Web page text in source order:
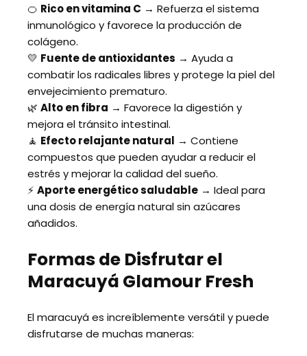
🍊 Rico en vitamina C → Refuerza el sistema
inmunológico y favorece la producción de
colágeno.
💛 Fuente de antioxidantes → Ayuda a
combatir los radicales libres y protege la piel del
envejecimiento prematuro.
🌿 Alto en fibra → Favorece la digestión y
mejora el tránsito intestinal.
🧘 Efecto relajante natural → Contiene
compuestos que pueden ayudar a reducir el
estrés y mejorar la calidad del sueño.
⚡ Aporte energético saludable→ Ideal para
una dosis de energía natural sin azúcares
añadidos.
Formas de Disfrutar el
Maracuyá Glamour Fresh
El maracuyá es increíblemente versátil y puede
disfrutarse de muchas maneras: